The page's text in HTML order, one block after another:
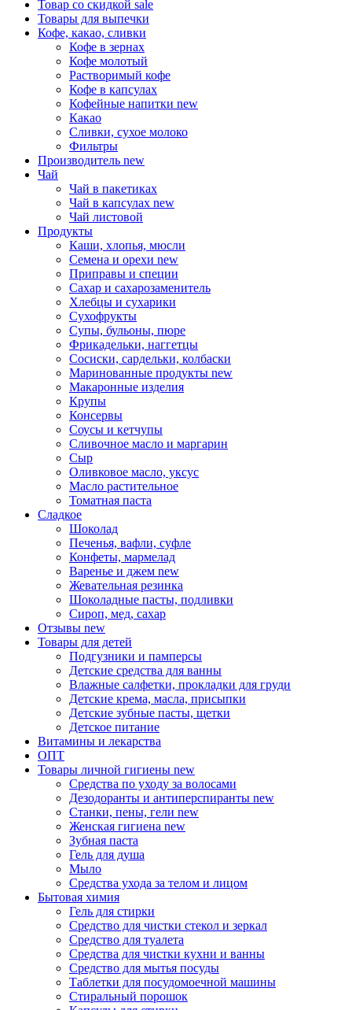
Товар со скидкой sale
Товары для выпечки
Кофе, какао, сливки
Кофе в зернах
Кофе молотый
Растворимый кофе
Кофе в капсулах
Кофейные напитки new
Какао
Сливки, сухое молоко
Фильтры
Производитель new
Чай
Чай в пакетиках
Чай в капсулах new
Чай листовой
Продукты
Каши, хлопья, мюсли
Семена и орехи new
Приправы и специи
Сахар и сахарозаменитель
Хлебцы и сухарики
Сухофрукты
Супы, бульоны, пюре
Фрикадельки, наггетцы
Сосиски, сардельки, колбаски
Маринованные продукты new
Макаронные изделия
Крупы
Консервы
Соусы и кетчупы
Сливочное масло и маргарин
Сыр
Оливковое масло, уксус
Масло растительное
Томатная паста
Сладкое
Шоколад
Печенья, вафли, суфле
Конфеты, мармелад
Варенье и джем new
Жевательная резинка
Шоколадные пасты, подливки
Сироп, мед, сахар
Отзывы new
Товары для детей
Подгузники и памперсы
Детские средства для ванны
Влажные салфетки, прокладки для груди
Детские крема, масла, присыпки
Детские зубные пасты, щетки
Детское питание
Витамины и лекарства
ОПТ
Товары личной гигиены new
Средства по уходу за волосами
Дезодоранты и антиперспиранты new
Станки, пены, гели new
Женская гигиена new
Зубная паста
Гель для душа
Мыло
Средства ухода за телом и лицом
Бытовая химия
Гель для стирки
Средство для чистки стекол и зеркал
Средство для туалета
Средства для чистки кухни и ванны
Средство для мытья посуды
Таблетки для посудомоечной машины
Стиральный порошок